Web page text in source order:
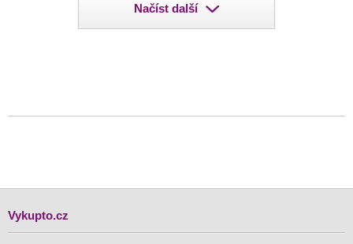
Načíst další
Vykupto.cz